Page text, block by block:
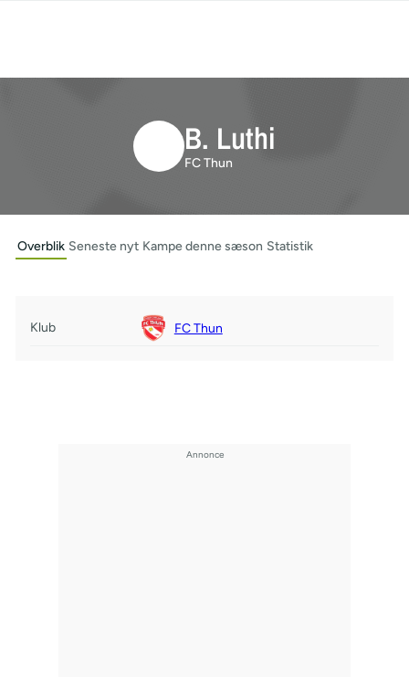
B. Luthi
FC Thun
Overblik Seneste nyt Kampe denne sæson Statistik
Klub FC Thun